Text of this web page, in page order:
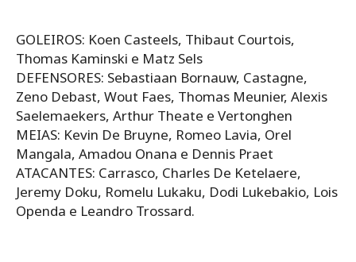
GOLEIROS: Koen Casteels, Thibaut Courtois,
Thomas Kaminski e Matz Sels
DEFENSORES: Sebastiaan Bornauw, Castagne,
Zeno Debast, Wout Faes, Thomas Meunier, Alexis
Saelemaekers, Arthur Theate e Vertonghen
MEIAS: Kevin De Bruyne, Romeo Lavia, Orel
Mangala, Amadou Onana e Dennis Praet
ATACANTES: Carrasco, Charles De Ketelaere,
Jeremy Doku, Romelu Lukaku, Dodi Lukebakio, Lois
Openda e Leandro Trossard.